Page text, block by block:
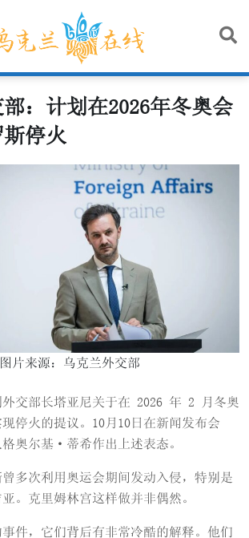
：计划在2026年冬奥会
停火
图片来源：乌克兰外交部
外交部长塔亚尼关于在 2026 年 2 月冬奥
停火的提议。10月10日在新闻发布会
格奥尔基·蒂希作出上述表态。
多次利用奥运会期间发动入侵，特别是
。克里姆林宫这样做并非偶然。
件，它们背后有非常冷酷的解释。他们